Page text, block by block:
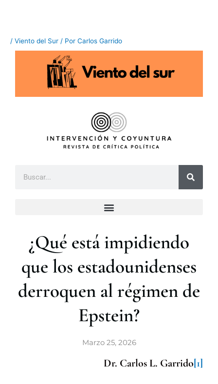
/Viento del Sur / PorCarlos Garrido
¿Qué está impidiendo
que los estadounidenses
derroquen al régimen de
Epstein?
Marzo 25, 2026
Dr. Carlos L. Garrido[1]